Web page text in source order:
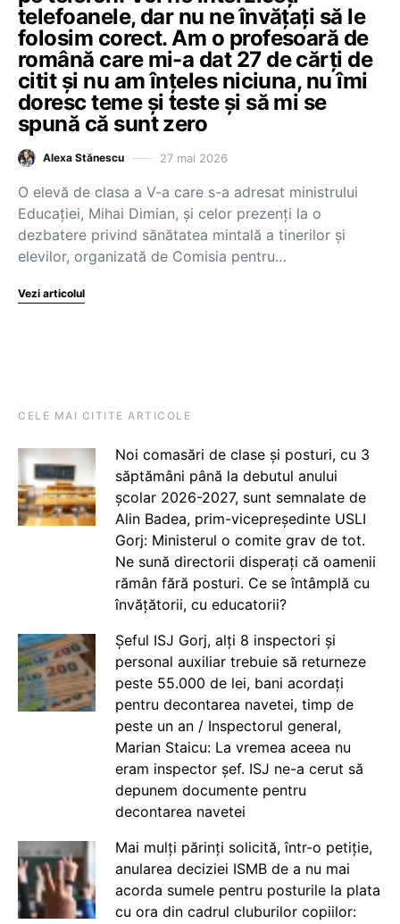
telefoanele, dar nu ne învățați să le
folosim corect. Am o profesoară de
română care mi-a dat 27 de cărți de
citit și nu am înțeles niciuna, nu îmi
doresc teme și teste și să mi se
spună că sunt zero
Alexa Stănescu 27 mai 2026
O elevă de clasa a V-a care s-a adresat ministrului
Educației, Mihai Dimian, și celor prezenți la o
dezbatere privind sănătatea mintală a tinerilor și
elevilor, organizată de Comisia pentru…
Vezi articolul
CELE MAI CITITE ARTICOLE
Noi comasări de clase și posturi, cu 3
săptămâni până la debutul anului
școlar 2026-2027, sunt semnalate de
Alin Badea, prim-vicepreședinte USLI
Gorj: Ministerul o comite grav de tot.
Ne sună directorii disperați că oamenii
rămân fără posturi. Ce se întâmplă cu
învățătorii, cu educatorii?
Șeful ISJ Gorj, alți 8 inspectori și
personal auxiliar trebuie să returneze
peste 55.000 de lei, bani acordați
pentru decontarea navetei, timp de
peste un an / Inspectorul general,
Marian Staicu: La vremea aceea nu
eram inspector șef. ISJ ne-a cerut să
depunem documente pentru
decontarea navetei
Mai mulți părinți solicită, într-o petiție,
anularea deciziei ISMB de a nu mai
acorda sumele pentru posturile la plata
cu ora din cadrul cluburilor copiilor: